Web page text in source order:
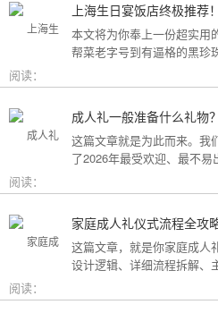
友圈的派对，还是带小朋友
2026年北京生日会场地全
上海生日宴饭店终极推
本文将为你奉上一份超实用
帮菜老字号到有逼格的黑珍
房餐厅，全方位承包你的
挑选难题！
阅读：
这篇文章就是为此而来。我
了2026年最受欢迎、最不
选逻辑和避坑指南，帮你
朋友）的18岁写下最温暖的
阅读：
这篇文章，就是你家庭成人
设计逻辑、详细流程拆解、
帮你在家里，为18岁的孩
年加冕。
阅读：